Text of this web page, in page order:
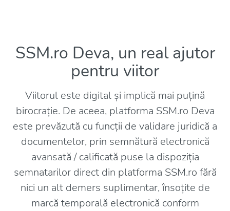
SSM.ro Deva, un real ajutor
pentru viitor
Viitorul este digital și implică mai puțină
birocrație. De aceea, platforma SSM.ro Deva
este prevăzută cu funcții de validare juridică a
documentelor, prin semnătură electronică
avansată / calificată puse la dispoziția
semnatarilor direct din platforma SSM.ro fără
nici un alt demers suplimentar, însoțite de
marcă temporală electronică conform